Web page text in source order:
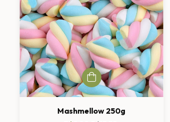
Mashmellow 250g